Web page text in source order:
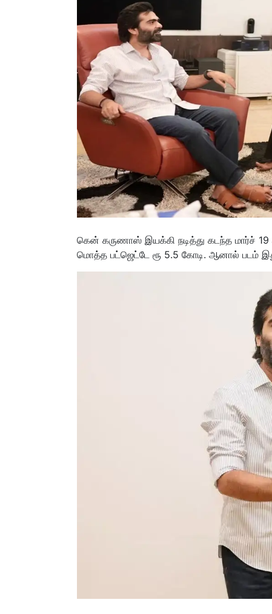
கென் கருணாஸ் இயக்கி நடித்து கடந்த மார்ச்
மொத்த பட்ஜெட்டே ரூ 5.5 கோடி. ஆனால் படம்